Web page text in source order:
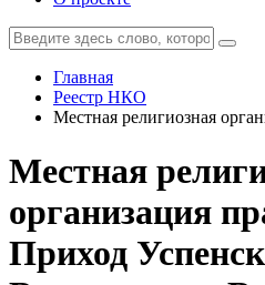
Главная
Реестр НКО
Местная религиозная
Местная
организация
Приход